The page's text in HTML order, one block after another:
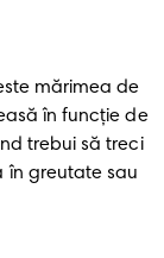
mărimea de
în funcție de
trebui să treci
în greutate sau